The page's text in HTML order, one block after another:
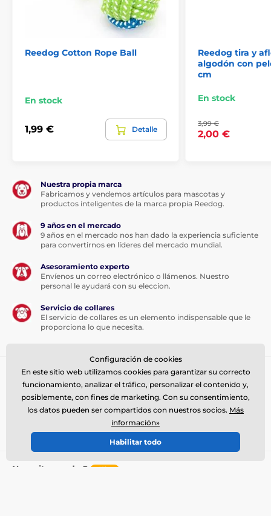
% Crianza
Reedog Cotton Rope Ball
En stock
1,99 € Detalle
Reedog tira y
algodón con
cm
En stock
3,99 €
2,00 €
Nuestra propia marca
Fabricamos y vendemos artículos para mascotas y
productos inteligentes de la marca propia Reedog.
9 años en el mercado
9 años en el mercado nos han dado la experiencia suficiente
para convertirnos en líderes del mercado mundial.
Asesoramiento experto
Envíenos un correo electrónico o llámenos. Nuestro
personal le ayudará con su eleccion.
Servicio de collares
El servicio de collares es un elemento indispensable que le
proporciona lo que necesita.
Suscríbase al boletín de noticias
Introduzca aquí su e-mail Iniciar sesión
Al enviar el formulario acepto eltratamiento de mis
datos personales.
Necesita ayuda ? offline
Configuración de cookies
En este sitio web utilizamos cookies para garantizar su correcto
funcionamiento, analizar el tráfico, personalizar el contenido y,
posiblemente, con fines de marketing. Con su consentimiento,
los datos pueden ser compartidos con nuestros socios. Más
información»
Habilitar todo